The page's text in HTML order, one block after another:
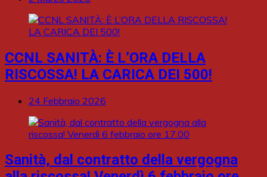
CCNL SANITÀ: È L’ORA DELLA
RISCOSSA! LA CARICA DEI 500!
24 Febbraio 2026
Sanità, dal contratto della vergogna